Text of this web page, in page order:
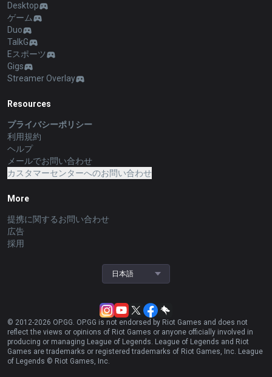
Desktop
ゲーム
Duo
TalkG
Eスポーツ
Gigs
Streamer Overlay
Resources
プライバシーポリシー
利用規約
ヘルプ
メールでお問い合わせ
カスタマーセンターへのお問い合わせ
More
提携に関するお問い合わせ
広告
採用
日本語
© 2012-2026 OP.GG. OP.GG is not endorsed by Riot Games and does not
reflect the views or opinions of Riot Games or anyone officially involved in
producing or managing League of Legends. League of Legends and Riot
Games are trademarks or registered trademarks of Riot Games, Inc. League
of Legends © Riot Games, Inc.